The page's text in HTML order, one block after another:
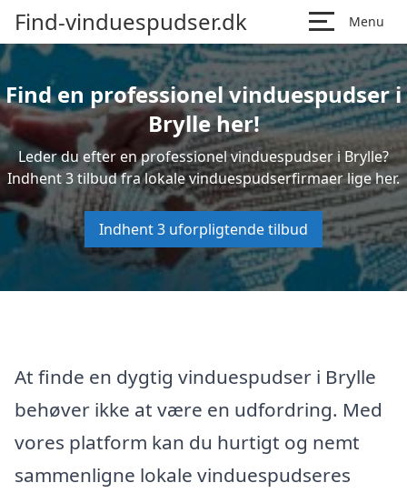
Find-vinduespudser.dk Menu
Find en professionel vinduespudser i
Brylle her!
Leder du efter en professionel vinduespudser i Brylle?
Indhent 3 tilbud fra lokale vinduespudserfirmaer lige her.
Indhent 3 uforpligtende tilbud
At finde en dygtig vinduespudser i Brylle
behøver ikke at være en udfordring. Med
vores platform kan du hurtigt og nemt
sammenligne lokale vinduespudseres